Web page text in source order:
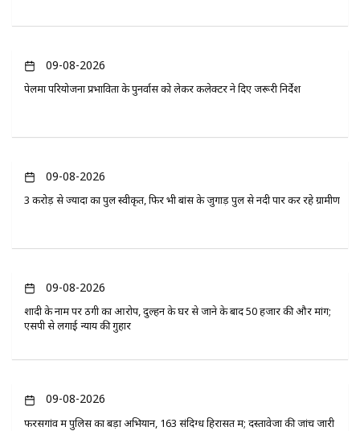
09-08-2026
पेलमा परियोजना प्रभावितों के पुनर्वास को लेकर कलेक्टर ने दिए जरूरी निर्देश
09-08-2026
3 करोड़ से ज्यादा का पुल स्वीकृत, फिर भी बांस के जुगाड़ पुल से नदी पार कर रहे ग्रामीण
09-08-2026
शादी के नाम पर ठगी का आरोप, दुल्हन के घर से जाने के बाद 50 हजार की और मांग;
एसपी से लगाई न्याय की गुहार
09-08-2026
फरसगांव में पुलिस का बड़ा अभियान, 163 संदिग्ध हिरासत में; दस्तावेजों की जांच जारी